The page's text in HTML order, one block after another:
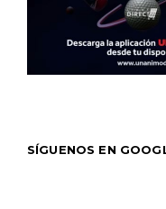
SÍGUENOS EN